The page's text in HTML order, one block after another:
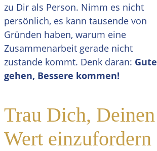
zu Dir als Person. Nimm es nicht
persönlich, es kann tausende von
Gründen haben, warum eine
Zusammenarbeit gerade nicht
zustande kommt. Denk daran: Gute
gehen, Bessere kommen!
Trau Dich, Deinen
Wert einzufordern